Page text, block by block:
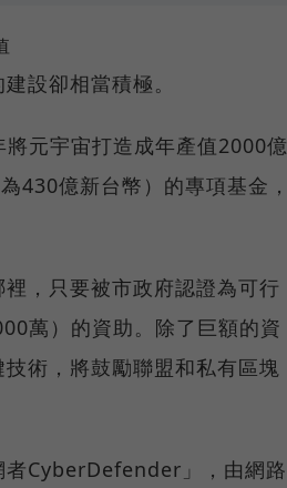
設卻相當積極。
元宇宙打造成年產值2000億
430億新台幣）的專項基金，
，只要被市政府認證為可行
萬）的資助。除了巨額的資
術，將鼓勵聯盟和私有區塊
者CyberDefender」，由網路